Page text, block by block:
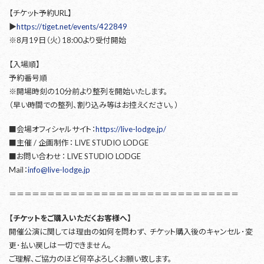
【チケット予約URL】
▶︎https://tiget.net/events/422849
※8月19日（火）18:00より受付開始
【入場順】
予約番号順
※開場時刻の10分前より整列を開始いたします。
（早い時間での整列、割り込み等はお控えください。）
■会場オフィシャルサイト：https://live-lodge.jp/
■主催 / 企画制作： LIVE STUDIO LODGE
■お問い合わせ： LIVE STUDIO LODGE
Mail：info@live-lodge.jp
＝＝＝＝＝＝＝＝＝＝＝＝＝＝＝＝＝＝＝＝＝＝＝＝＝＝＝＝＝＝
【チケットをご購入いただくお客様へ】
開催公演に関しては理由の如何を問わず､ チケット購入後のキャンセル･変
更･払い戻しは一切できません。
ご理解、ご協力のほど何卒よろしくお願い致します。